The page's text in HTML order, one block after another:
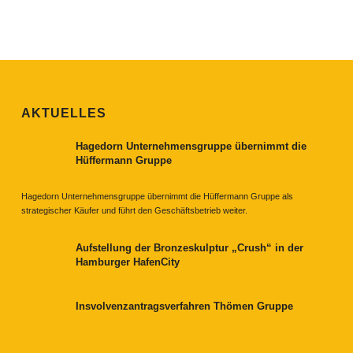
AKTUELLES
Hagedorn Unternehmensgruppe übernimmt die
Hüffermann Gruppe
Hagedorn Unternehmensgruppe übernimmt die Hüffermann Gruppe als
strategischer Käufer und führt den Geschäftsbetrieb weiter.
Aufstellung der Bronzeskulptur „Crush“ in der
Hamburger HafenCity
Insvolvenzantragsverfahren Thömen Gruppe